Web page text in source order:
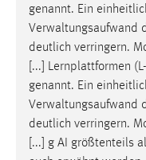
genannt. Ein
Verwaltungsaufwand
deutlich verringern.
[...] Lernplattformen
genannt. Ein
Verwaltungsaufwand
deutlich verringern.
[...] g AI größtenteils